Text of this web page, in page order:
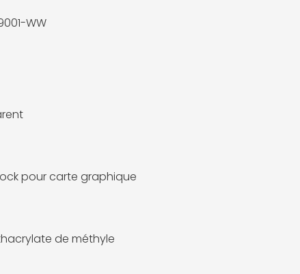
WW
pour carte graphique
de méthyle